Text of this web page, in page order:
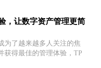
，让数字资产管理更简
为了越来越多人关注的焦
获得最佳的管理体验，TP